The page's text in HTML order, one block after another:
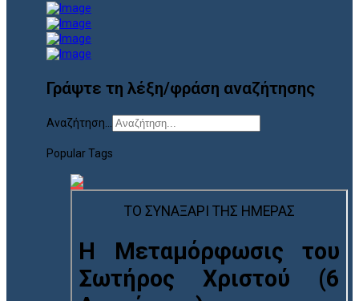
Γράψτε τη λέξη/φράση αναζήτησης
Αναζήτηση...
Popular Tags